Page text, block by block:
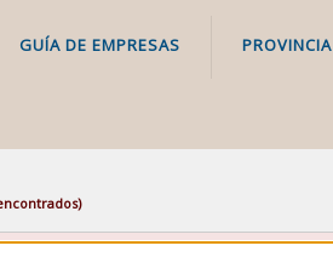
GUÍA DE EMPRESAS PROVINCIA